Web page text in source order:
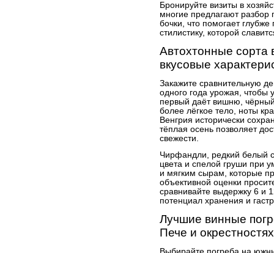
Бронируйте визиты в
многие предлагают разбор
бочки, что помогает
стилистику, которой
Автохтонные сорта
вкусовые
Закажите сравнительную
одного года урожая, чтобы
первый даёт вишню,
более лёгкое тело, ноты
Венгрия исторически
тёплая осень позволяет
свежести.
Чирфандли, редкий белый
цвета и спелой груши при
и мягким сырам, которые
объективной оценки
сравнивайте выдержку 6 и
потенциал хранения и
Лучшие винные
Пече и окрестностях